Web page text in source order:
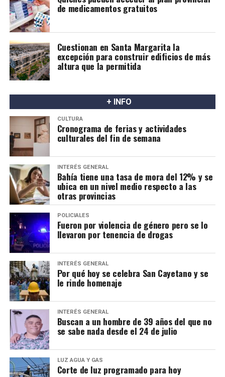
segura.
de medicamentos gratuitos
Cuestionan en Santa Margarita la
excepción para construir edificios de más
altura que la permitida
+ INFO
CULTURA
Cronograma de ferias y actividades
culturales del fin de semana
INTERÉS GENERAL
Bahía tiene una tasa de mora del 12% y se
ubica en un nivel medio respecto a las
otras provincias
POLICIALES
Fueron por violencia de género pero se lo
llevaron por tenencia de drogas
INTERÉS GENERAL
Por qué hoy se celebra San Cayetano y se
le rinde homenaje
INTERÉS GENERAL
Buscan a un hombre de 39 años del que no
se sabe nada desde el 24 de julio
LUZ AGUA Y GAS
Corte de luz programado para hoy